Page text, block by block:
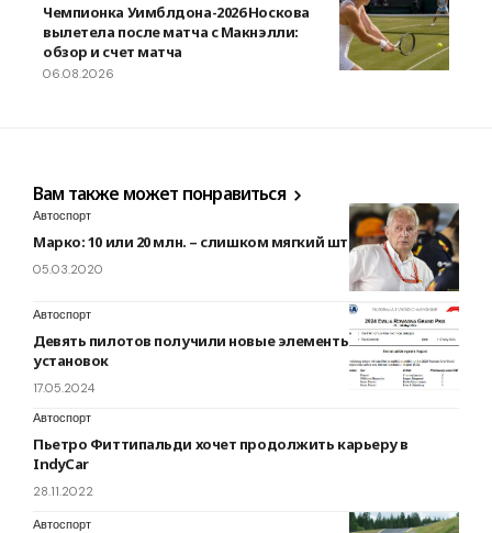
Чемпионка Уимблдона-2026 Носкова
вылетела после матча с Макнэлли:
обзор и счет матча
06.08.2026
Вам также может понравиться
Автоспорт
Марко: 10 или 20 млн. – слишком мягкий штраф для Ferrari
05.03.2020
Автоспорт
Девять пилотов получили новые элементы силовых
установок
17.05.2024
Автоспорт
Пьетро Фиттипальди хочет продолжить карьеру в
IndyCar
28.11.2022
Автоспорт